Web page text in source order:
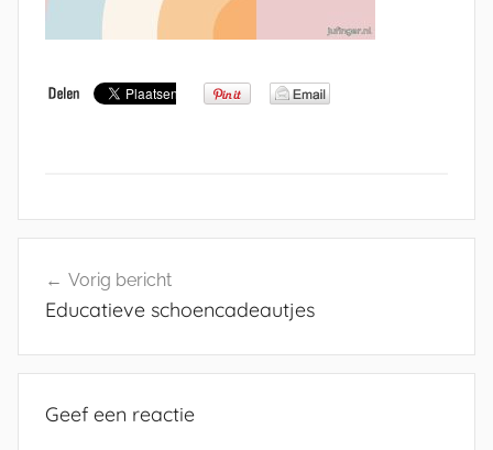
navigatie
Vorig bericht
Educatieve schoencadeautjes
Geef een reactie